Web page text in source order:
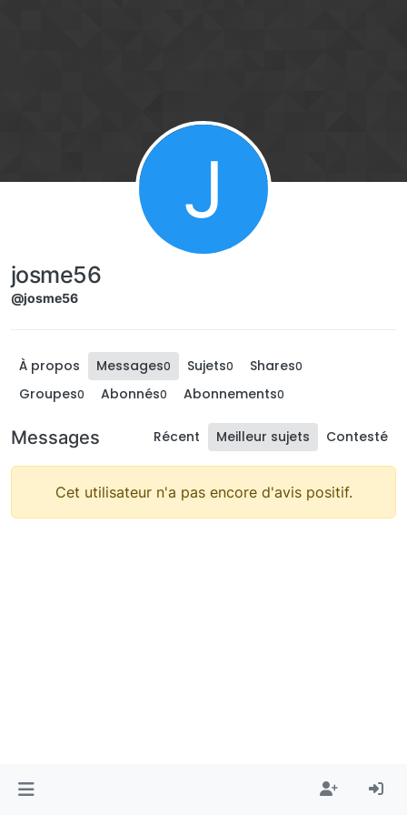
J
josme56
@josme56
À propos Messages0 Sujets0 Shares0
Groupes0 Abonnés0 Abonnements0
Messages Récent Meilleur sujets Contesté
Cet utilisateur n'a pas encore d'avis positif.